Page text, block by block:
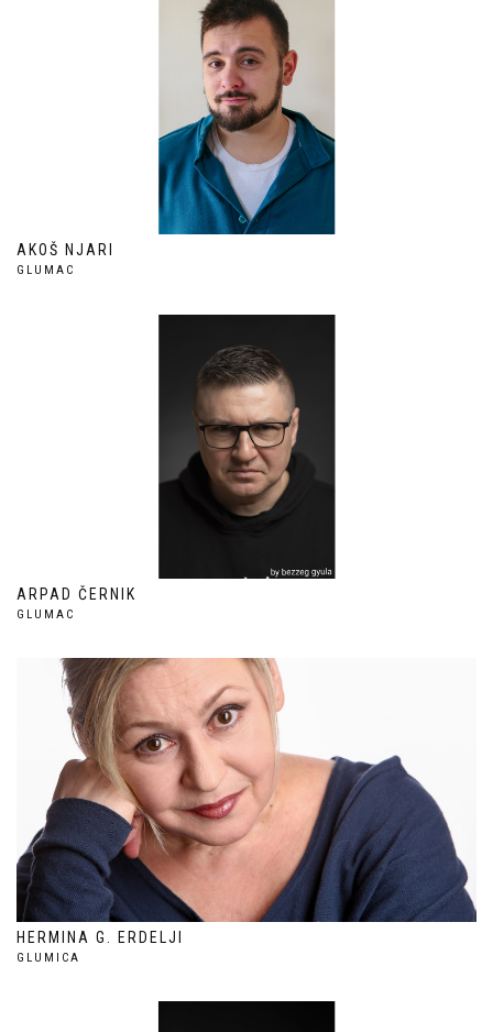
AKOŠ NJARI
GLUMAC
ARPAD ČERNIK
GLUMAC
HERMINA G. ERDELJI
GLUMICA